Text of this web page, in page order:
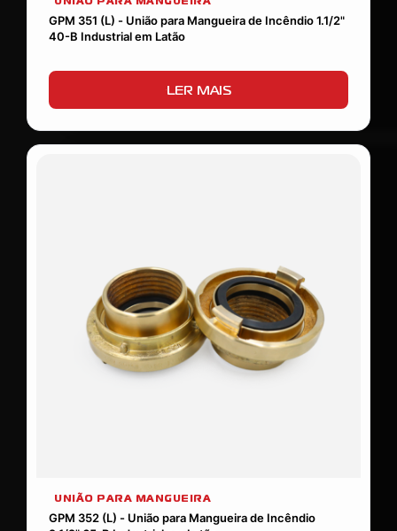
GPM 351 (L) - União para Mangueira de Incêndio 1.1/2"
40-B Industrial em Latão
LER MAIS
UNIÃO PARA MANGUEIRA
GPM 352 (L) - União para Mangueira de Incêndio